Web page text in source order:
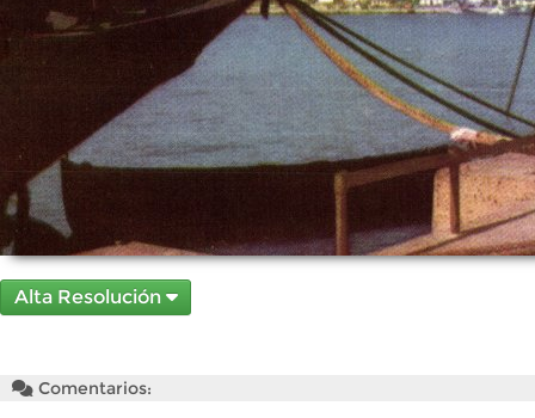
Alta Resolución
Comentarios: